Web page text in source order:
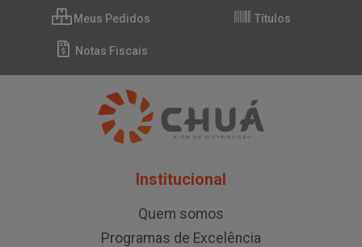
Meus Pedidos Títulos
Notas Fiscais
Institucional
Quem somos
Programas de Excelência